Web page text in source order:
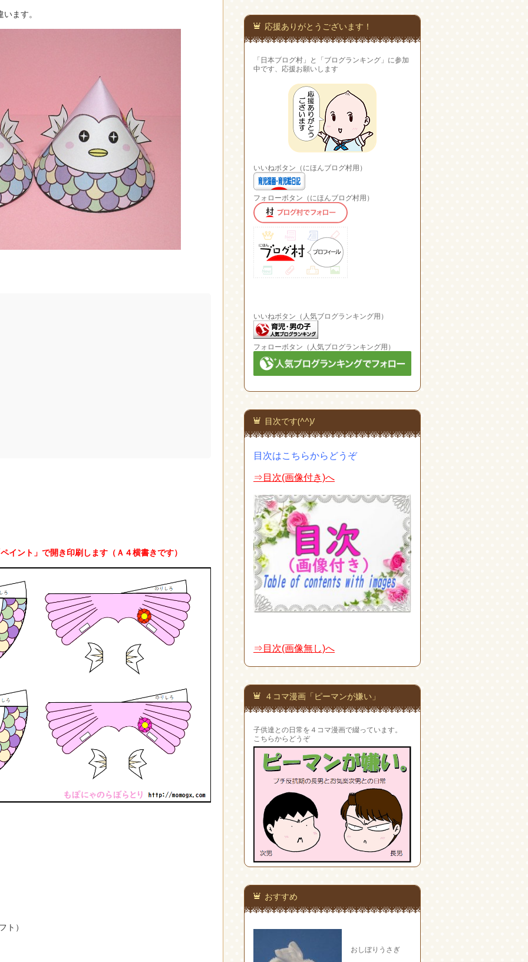
ます。
ント」で開き印刷します（Ａ４横書きです）
）
応援ありがとうございます！
「日本ブログ村」と「ブログランキング」に参加
中です、応援お願いします
いいねボタン（にほんブログ村用）
フォローボタン（にほんブログ村用）
いいねボタン（人気ブログランキング用）
フォローボタン（人気ブログランキング用）
目次です(^^)/
目次はこちらからどうぞ
⇒目次(画像付き)へ
⇒目次(画像無し)へ
４コマ漫画「ピーマンが嫌い」
子供達との日常を４コマ漫画で綴っています。
こちらからどうぞ
おすすめ
おしぼりうさぎ